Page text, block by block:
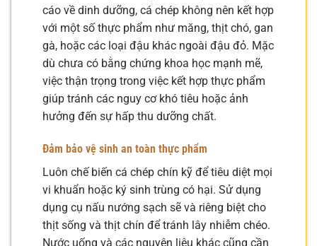
cáo về dinh dưỡng, cá chép không nên kết hợp
với một số thực phẩm như măng, thịt chó, gan
gà, hoặc các loại đậu khác ngoài đậu đỏ. Mặc
dù chưa có bằng chứng khoa học mạnh mẽ,
việc thận trọng trong việc kết hợp thực phẩm
giúp tránh các nguy cơ khó tiêu hoặc ảnh
hưởng đến sự hấp thu dưỡng chất.
Đảm bảo vệ sinh an toàn thực phẩm
Luôn chế biến cá chép chín kỹ để tiêu diệt mọi
vi khuẩn hoặc ký sinh trùng có hại. Sử dụng
dụng cụ nấu nướng sạch sẽ và riêng biệt cho
thịt sống và thịt chín để tránh lây nhiễm chéo.
Nước uống và các nguyên liệu khác cũng cần